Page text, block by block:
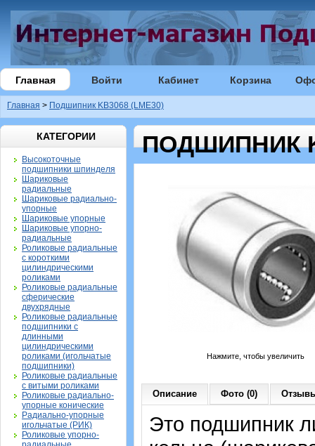
Главная Войти Кабинет Корзина
Главная > Подшипник KB3068 (LME30)
КАТЕГОРИИ
Высокоточные
подшипники шпинделя
Шариковые
радиальные
Шариковые радиально-
упорные
Шариковые упорные
Шариковые упорно-
радиальные
Роликовые радиальные
с короткими
цилиндрическими
роликами
Роликовые радиальные
сферические
двухрядные
Роликовые радиальные
подшипники с
длинными
цилиндрическими
роликами (игольчатые
подшипники)
Роликовые радиальные
с витыми роликами
Роликовые радиально-
упорные конические
Радиально-упорные
игольчатые (РИК)
Роликовые упорно-
ПОДШИПНИК
Нажмите, чтобы увеличить
Описание Фото (0)
Это подшипник